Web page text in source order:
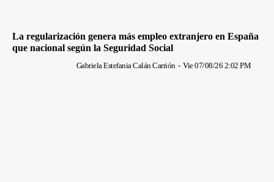
La regularización genera más empleo extranjero en España
que nacional según la Seguridad Social
Gabriela Estefania Calán Carrión - Vie 07/08/26 2:02 PM